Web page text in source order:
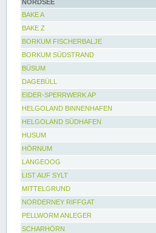
NORDSEE
BAKE A
BAKE Z
BORKUM FISCHERBALJE
BORKUM SÜDSTRAND
BÜSUM
DAGEBÜLL
EIDER-SPERRWERK AP
HELGOLAND BINNENHAFEN
HELGOLAND SÜDHAFEN
HUSUM
HÖRNUM
LANGEOOG
LIST AUF SYLT
MITTELGRUND
NORDERNEY RIFFGAT
PELLWORM ANLEGER
SCHARHÖRN